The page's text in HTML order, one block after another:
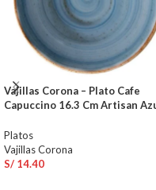
Vajillas Corona – Plato Cafe
Capuccino 16.3 Cm Artisan
Platos
Vajillas Corona
S/ 14.40